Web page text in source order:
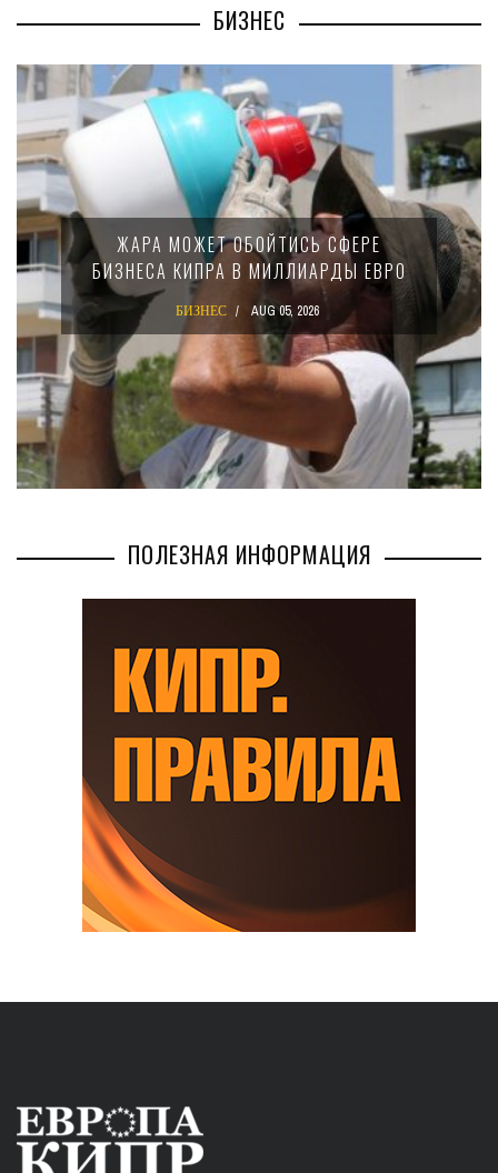
БИЗНЕС
МИНФИН КИПРА ПЕРЕПИСАЛ ЗАКОН О
15-ПРОЦЕНТНОМ НАЛОГЕ ДЛЯ
КРУПНЫХ МЕЖДУНАРОДНЫХ
КОМПАНИЙ
БИЗНЕС AUG 02, 2026
ПОЛЕЗНАЯ ИНФОРМАЦИЯ